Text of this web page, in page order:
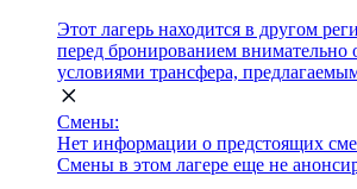
Этот лагерь находится в другом
перед бронированием внимательно
условиями трансфера,
Смены:
Нет информации о предстоящих
Смены в этом лагере еще не